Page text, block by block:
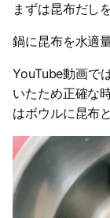
まずは昆布だし
鍋に昆布を水適
YouTube動画で
いたため正確な
はボウルに昆布